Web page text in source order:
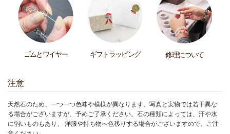
ゴムとワイヤー ギフトラッピング 修理について
注意
天然石のため、一つ一つ色味や模様が異なります。写真と実物では若干異な
る場合がございますが、予めご了承ください。石の種類によっては、汗や水
に弱いものもあり、 洋服や持ち物へ色移りする場合がございますので、ご注